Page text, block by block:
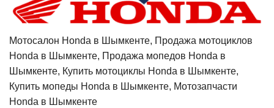
Мотосалон Honda в Шымкенте, Продажа мотоциклов
Honda в Шымкенте, Продажа мопедов Honda в
Шымкенте, Купить мотоциклы Honda в Шымкенте,
Купить мопеды Honda в Шымкенте, Мотозапчасти
Honda в Шымкенте